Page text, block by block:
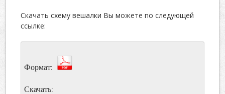
Скачать схему вешалки Вы можете по следующей
ссылке:
Формат:
Скачать: